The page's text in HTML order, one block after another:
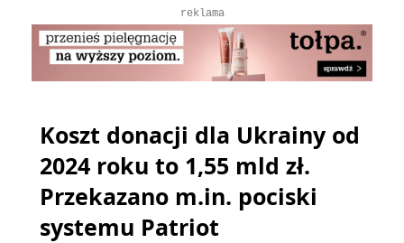
reklama
Koszt donacji dla Ukrainy od
2024 roku to 1,55 mld zł.
Przekazano m.in. pociski
systemu Patriot